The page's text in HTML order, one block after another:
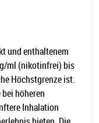
und enthaltenem
ml (nikotinfrei) bis
Höchstgrenze ist.
höheren
Inhalation